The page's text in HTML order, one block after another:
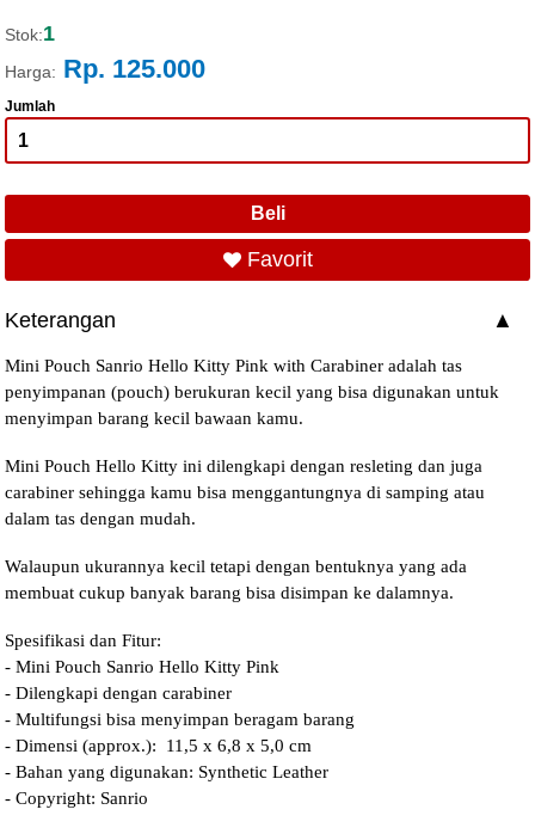
Stok:1
Harga: Rp. 125.000
Jumlah
Favorit
Keterangan
Mini Pouch Sanrio Hello Kitty Pink with Carabiner adalah tas
penyimpanan (pouch) berukuran kecil yang bisa digunakan untuk
menyimpan barang kecil bawaan kamu.
Mini Pouch Hello Kitty ini dilengkapi dengan resleting dan juga
carabiner sehingga kamu bisa menggantungnya di samping atau
dalam tas dengan mudah.
Walaupun ukurannya kecil tetapi dengan bentuknya yang ada
membuat cukup banyak barang bisa disimpan ke dalamnya.
Spesifikasi dan Fitur:
- Mini Pouch Sanrio Hello Kitty Pink
- Dilengkapi dengan carabiner
- Multifungsi bisa menyimpan beragam barang
- Dimensi (approx.): 11,5 x 6,8 x 5,0 cm
- Bahan yang digunakan: Synthetic Leather
- Copyright: Sanrio